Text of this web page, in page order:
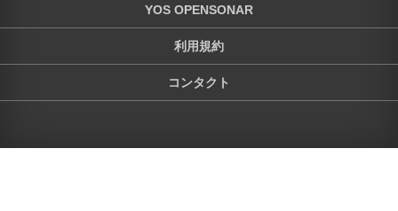
YOS OPENSONAR
利用規約
コンタクト